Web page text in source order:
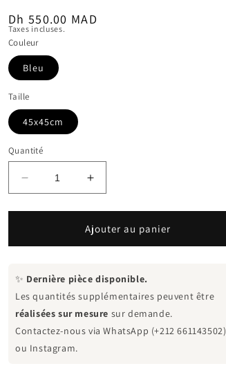
Prix
habituel
Dh 550.00 MAD
Taxes incluses.
Couleur
Bleu
Taille
45x45cm
Quantité
Réduire
la
quantité
bronze
Augmenter
la
quantité
de
bronze
Ajouter au panier
✨ Dernière pièce disponible.
Les quantités supplémentaires peuvent être
réalisées sur mesure sur demande.
Contactez-nous via WhatsApp (+212 661143502)
ou Instagram.